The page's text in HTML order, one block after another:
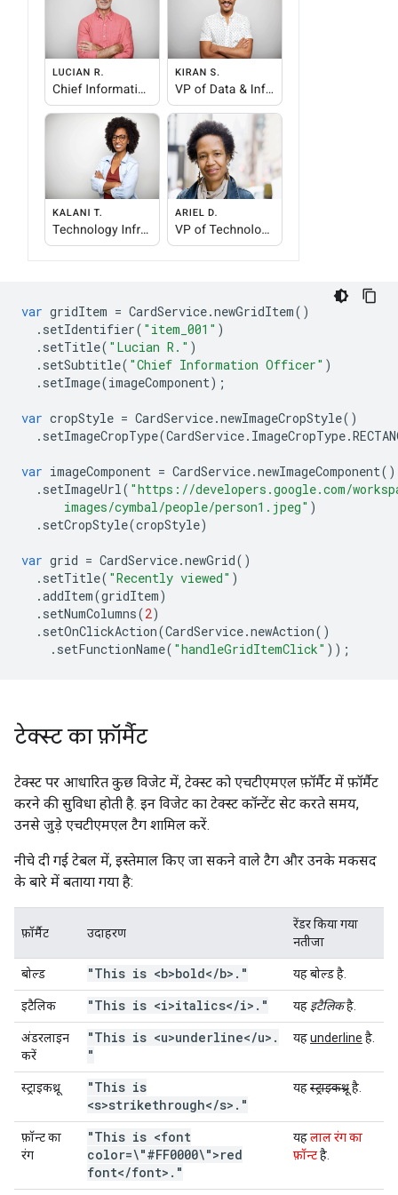
var gridItem = CardService.newGridItem()
. setIdentifier( "item_001" )
. setTitle( "Lucian R." )
. setSubtitle( "Chief Information Officer" )
. setImage(imageComponent);
var cropStyle = CardService.newImageCropStyle()
. setImageCropType(CardService. ImageCropType.
var imageComponent = CardService.newImageComponent()
. setImageUrl( "https://developers.google.com/
      images/cymbal/people/person1.jpeg"
)
. setCropStyle(cropStyle)
var grid = CardService.newGrid()
. setTitle( "Recently viewed" )
.addItem(gridItem)
. setNumColumns(2)
. setOnClickAction(CardService.newAction()
. setFunctionName( "handleGridItemClick" ));
टेक्स्ट का फ़ॉर्मैट
टेक्स्ट पर आधारित कुछ विजेट में, टेक्स्ट को एचटीएमएल फ़ॉर्मैट में फ़ॉर्मैट
करने की सुविधा होती है. इन विजेट का टेक्स्ट कॉन्टेंट सेट करते समय,
उनसे जुड़े एचटीएमएल टैग शामिल करें.
नीचे दी गई टेबल में, इस्तेमाल किए जा सकने वाले टैग और उनके मकसद
के बारे में बताया गया है:
फ़ॉर्मैट उदाहरण
रेंडर किया गया
नतीजा
बोल्ड "This is <b>bold</b> . " यहबोल्डहै.
इटैलिक "This is <i>italics</i> . " यह इटैलिकहै.
अंडरलाइन
करें
"This is <u>underline</u> .
"
यहunderline है.
स्ट्राइकथ्रू
"This is
<s>strikethrough</s> . "
यहस्ट्राइकथ्रूहै.
फ़ॉन्ट का
रंग
"This is <font
color=\"#FF0000\">red
font</font> . "
यहलाल रंग का
फ़ॉन्टहै.